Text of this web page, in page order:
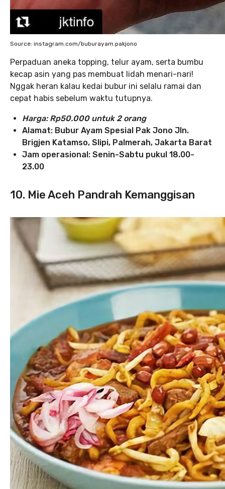
Source: instagram.com/buburayam.pakjono
Perpaduan aneka topping, telur ayam, serta bumbu
kecap asin yang pas membuat lidah menari-nari!
Nggak heran kalau kedai bubur ini selalu ramai dan
cepat habis sebelum waktu tutupnya.
Harga: Rp50.000 untuk 2 orang
Alamat: Bubur Ayam Spesial Pak Jono Jln.
Brigjen Katamso, Slipi, Palmerah, Jakarta Barat
Jam operasional: Senin-Sabtu pukul 18.00-
23.00
10. Mie Aceh Pandrah Kemanggisan